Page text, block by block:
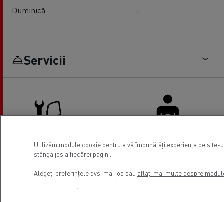
Duminică
-
Servicii
Reparații si mentenanță
camioane
Utilizăm module cookie pentru a vă îmbunătăți experiența pe
stânga jos a fiecărei pagini.
Alegeți preferințele dvs. mai jos sau aflați mai multe despre